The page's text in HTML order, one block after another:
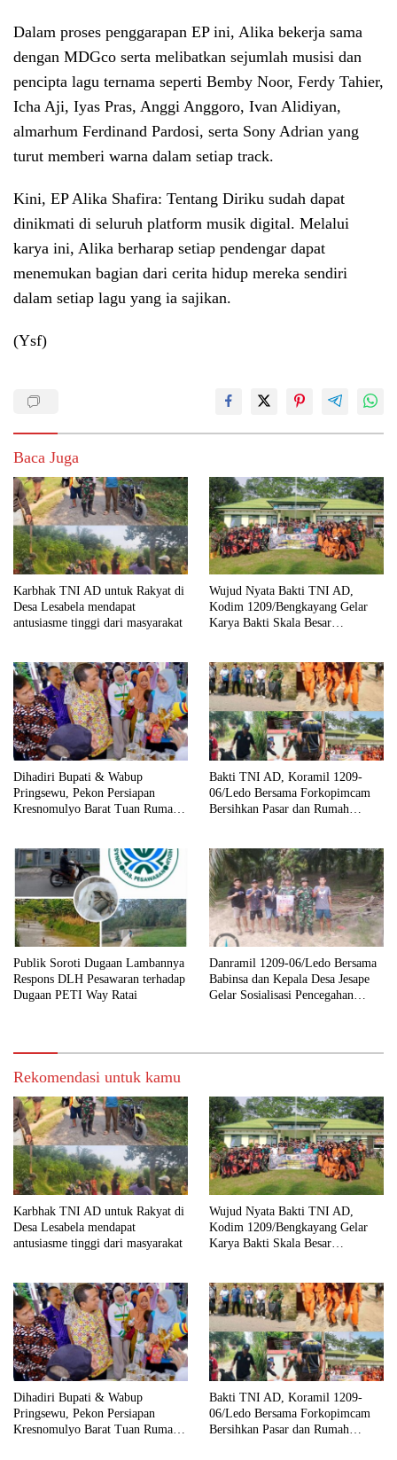
Dalam proses penggarapan EP ini, Alika bekerja sama
dengan MDGco serta melibatkan sejumlah musisi dan
pencipta lagu ternama seperti Bemby Noor, Ferdy Tahier,
Icha Aji, Iyas Pras, Anggi Anggoro, Ivan Alidiyan,
almarhum Ferdinand Pardosi, serta Sony Adrian yang
turut memberi warna dalam setiap track.
Kini, EP Alika Shafira: Tentang Diriku sudah dapat
dinikmati di seluruh platform musik digital. Melalui
karya ini, Alika berharap setiap pendengar dapat
menemukan bagian dari cerita hidup mereka sendiri
dalam setiap lagu yang ia sajikan.
(Ysf)
Baca Juga
Karbhak TNI AD untuk Rakyat di
Desa Lesabela mendapat
antusiasme tinggi dari masyarakat
Wujud Nyata Bakti TNI AD,
Kodim 1209/Bengkayang Gelar
Karya Bakti Skala Besar
Dihadiri Bupati & Wabup
Pringsewu, Pekon Persiapan
Kresnomulyo Barat Tuan Rumah
Bakti TNI AD, Koramil 1209-
06/Ledo Bersama Forkopimcam
Bersihkan Pasar dan Rumah
Publik Soroti Dugaan Lambannya
Respons DLH Pesawaran terhadap
Dugaan PETI Way Ratai
Danramil 1209-06/Ledo Bersama
Babinsa dan Kepala Desa Jesape
Gelar Sosialisasi Pencegahan
Rekomendasi untuk kamu
Karbhak TNI AD untuk Rakyat di
Desa Lesabela mendapat
antusiasme tinggi dari masyarakat
Wujud Nyata Bakti TNI AD,
Kodim 1209/Bengkayang Gelar
Karya Bakti Skala Besar
Dihadiri Bupati & Wabup
Pringsewu, Pekon Persiapan
Kresnomulyo Barat Tuan Rumah
Bakti TNI AD, Koramil 1209-
06/Ledo Bersama Forkopimcam
Bersihkan Pasar dan Rumah